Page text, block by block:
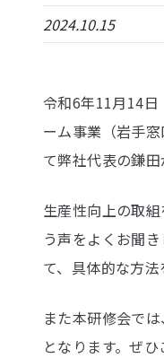
2024.10.15
令和6年11月14
ーム事業（岩手
て弊社代表の鎌
生産性向上の取
う声をよくお聞
て、具体的な方
また本研修会で
となります。ぜひ